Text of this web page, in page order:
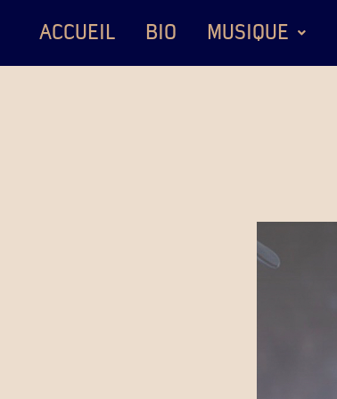
ACCUEIL BIO MUSIQUE